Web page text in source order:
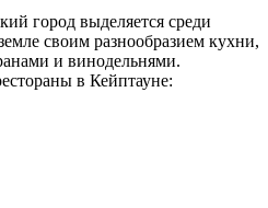
город выделяется среди
своим разнообразием кухни,
и винодельнями.
в Кейптауне: